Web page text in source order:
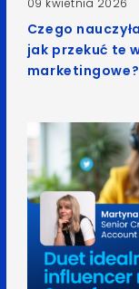
Czego
jak przekuć te
marketingowe?